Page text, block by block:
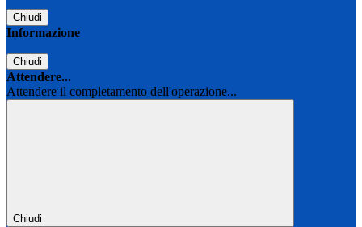
Chiudi
Informazione
Chiudi
Attendere...
Attendere il completamento dell'operazione...
Chiudi